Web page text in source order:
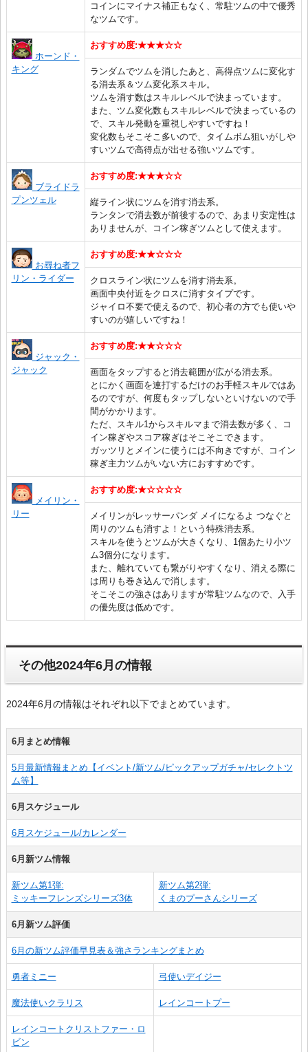
コインにマイナス補正もなく、常駐ツムの中で優秀
なツムです。
ホーンド・
キング
おすすめ度:★★★☆☆
ランダムでツムを消したあと、高得点ツムに変化す
る消去系＆ツム変化系スキル。
ツムを消す数はスキルレベルで決まっています。
また、ツム変化数もスキルレベルで決まっているの
で、スキル発動を重視しやすいですね！
変化数もそこそこ多いので、タイムボム狙いがしや
すいツムで高得点が出せる強いツムです。
ブライドラ
プンツェル
おすすめ度:★★★☆☆
縦ライン状にツムを消す消去系。
ランタンで消去数が前後するので、あまり安定性は
ありませんが、コイン稼ぎツムとして使えます。
お尋ね者フ
リン・ライダー
おすすめ度:★★☆☆☆
クロスライン状にツムを消す消去系。
画面中央付近をクロスに消すタイプです。
ジャイロ不要で使えるので、初心者の方でも使いや
すいのが嬉しいですね！
ジャック・
ジャック
おすすめ度:★★☆☆☆
画面をタップすると消去範囲が広がる消去系。
とにかく画面を連打するだけのお手軽スキルではあ
るのですが、何度もタップしないといけないので手
間がかかります。
ただ、スキル1からスキルマまで消去数が多く、コ
イン稼ぎやスコア稼ぎはそこそこできます。
ガッツリとメインに使うには不向きですが、コイン
稼ぎ主力ツムがいない方におすすめです。
メイリン・
リー
おすすめ度:★☆☆☆☆
メイリンがレッサーパンダ メイになるよ つなぐと
周りのツムも消すよ！という特殊消去系。
スキルを使うとツムが大きくなり、1個あたり小ツ
ム3個分になります。
また、離れていても繋がりやすくなり、消える際に
は周りも巻き込んで消します。
そこそこの強さはありますが常駐ツムなので、入手
の優先度は低めです。
その他2024年6月の情報
2024年6月の情報はそれぞれ以下でまとめています。
6月まとめ情報
5月最新情報まとめ【イベント/新ツム/ピックアップガチャ/セレクトツ
ム等】
6月スケジュール
6月スケジュール/カレンダー
6月新ツム情報
新ツム第1弾:
ミッキーフレンズシリーズ3体
新ツム第2弾:
くまのプーさんシリーズ
6月新ツム評価
6月の新ツム評価早見表＆強さランキングまとめ
勇者ミニー 弓使いデイジー
魔法使いクラリス レインコートプー
レインコートクリストファー・ロ
ビン